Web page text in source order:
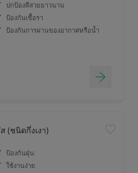
ปกป้องสีสวยยาวนาน
ป้องกันเชื้อรา
ป้องกันการผ่านของอากาศหรือน้ำ
(ชนิดกึ่งเงา)
ป้องกันฝุ่น
ใช้งานง่าย